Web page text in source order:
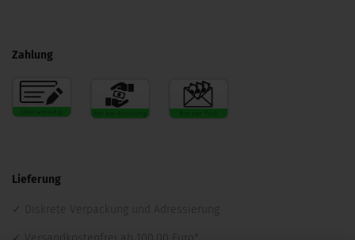
Zahlung
Lieferung
Diskrete Verpackung und Adressierung